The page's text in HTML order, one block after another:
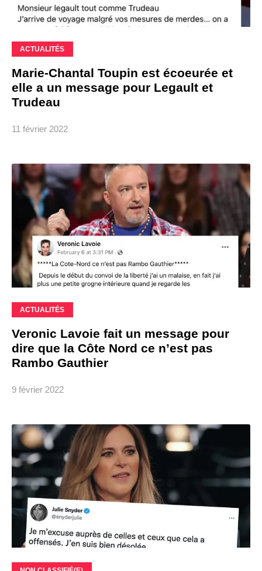
ACTUALITÉS
Marie-Chantal Toupin est écoeurée et
elle a un message pour Legault et
Trudeau
11 février 2022
ACTUALITÉS
Veronic Lavoie fait un message pour
dire que la Côte Nord ce n’est pas
Rambo Gauthier
9 février 2022